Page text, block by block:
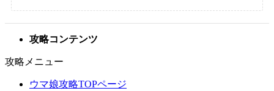
攻略コンテンツ
攻略メニュー
ウマ娘攻略TOPページ